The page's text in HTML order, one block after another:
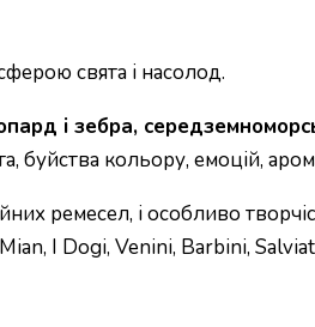
свята і насолод.
і зебра,
буйства кольору, емоцій,
ремесел, і особливо
I Dogi, Venini, Barbini,